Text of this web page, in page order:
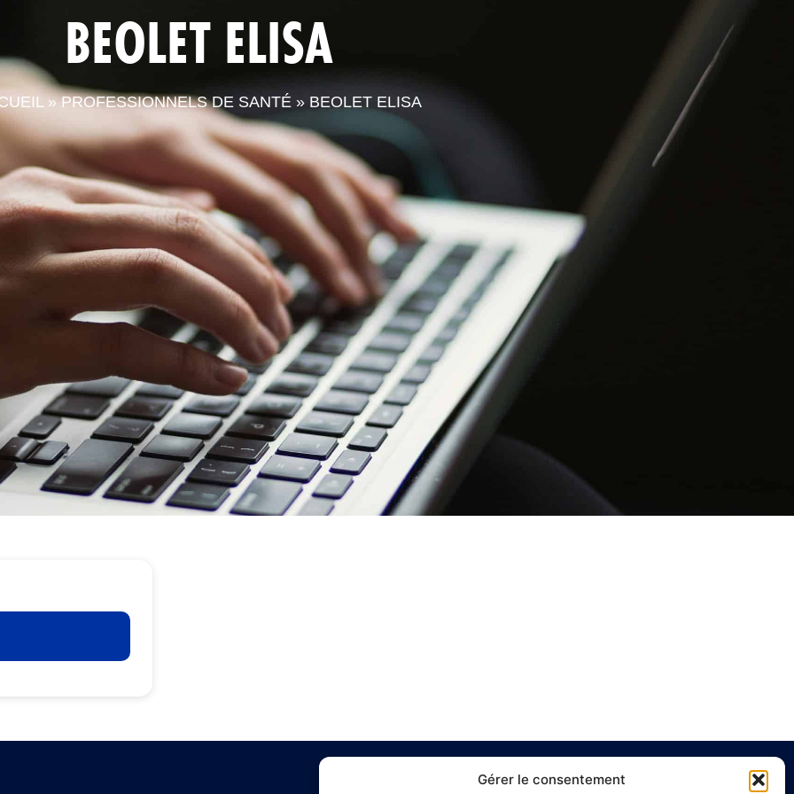
Gérer le consentement
LA CPTS ACTUALITÉS
BEOLET ELISA
»PROFESSIONNELS DE SANTÉ » BEOLET ELISA